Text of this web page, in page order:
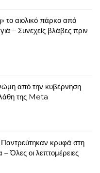
το αιολικό πάρκο από
– Συνεχείς βλάβες πριν
από την κυβέρνηση
λάθη της Meta
κρυφά στη
Όλες οι λεπτομέρειες